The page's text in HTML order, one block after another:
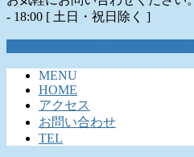
- 18:00 [ 土日・祝日除く ]
MENU
HOME
アクセス
お問い合わせ
TEL